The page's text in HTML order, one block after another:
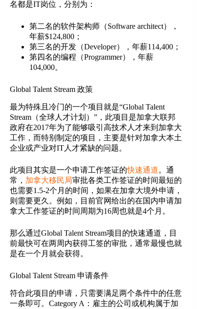
名都是IT岗位，分别为：
第二名的软件架构师（Software architect），
年薪$124,800；
第三名的开发（Developer），年薪114,400；
第四名的编程（Programmer），年薪
104,000。
Global Talent Stream 政策
最为特殊且冷门的一个项目就是“Global Talent
Stream（全球人才计划）”，此项目是加拿大联邦
政府在2017年为了能够吸引高技术人才来到加拿大
工作，而特别制定的项目，主要是针对加拿大本土
企业或产业对IT人才紧缺的问题。
此项目其实是一个申请工作签证的快速通道。通
常， 加拿大移民局审批各类工作签证的时间最短的
也需要1.5-2个月的时间，如果在加拿大境外申请，
则需要更久。例如，目前官网给出的在国内申请加
拿大工作签证的时间周期为16周也就是4个月。
那么通过Global Talent Stream项目的快速通道，目
前最快可在两周内获得工签的审批，通常最慢也就
是在一个月就会获得。
Global Talent Stream 申请条件
符合此项目的申请，只需要满足两个条件中的任意
一条即可。Category A：雇主的公司或机构属于加